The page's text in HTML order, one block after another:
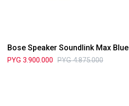
Bose Speaker Soundlink Max Blue
PYG 3.900.000 PYG 4.875.000